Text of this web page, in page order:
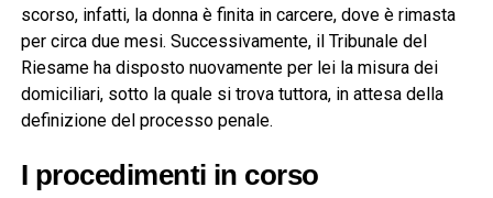
scorso, infatti, la donna è finita in carcere, dove è rimasta
per circa due mesi. Successivamente, il Tribunale del
Riesame ha disposto nuovamente per lei la misura dei
domiciliari, sotto la quale si trova tuttora, in attesa della
definizione del processo penale.
I procedimenti in corso